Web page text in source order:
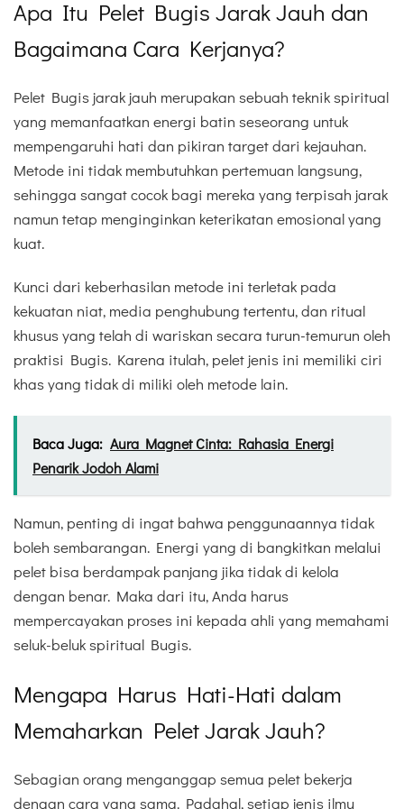
Apa Itu Pelet Bugis Jarak Jauh dan
Bagaimana Cara Kerjanya?
Pelet Bugis jarak jauh merupakan sebuah teknik spiritual
yang memanfaatkan energi batin seseorang untuk
mempengaruhi hati dan pikiran target dari kejauhan.
Metode ini tidak membutuhkan pertemuan langsung,
sehingga sangat cocok bagi mereka yang terpisah jarak
namun tetap menginginkan keterikatan emosional yang
kuat.
Kunci dari keberhasilan metode ini terletak pada
kekuatan niat, media penghubung tertentu, dan ritual
khusus yang telah di wariskan secara turun-temurun oleh
praktisi Bugis. Karena itulah, pelet jenis ini memiliki ciri
khas yang tidak di miliki oleh metode lain.
Baca Juga: Aura Magnet Cinta: Rahasia Energi
Penarik Jodoh Alami
Namun, penting di ingat bahwa penggunaannya tidak
boleh sembarangan. Energi yang di bangkitkan melalui
pelet bisa berdampak panjang jika tidak di kelola
dengan benar. Maka dari itu, Anda harus
mempercayakan proses ini kepada ahli yang memahami
seluk-beluk spiritual Bugis.
Mengapa Harus Hati-Hati dalam
Memaharkan Pelet Jarak Jauh?
Sebagian orang menganggap semua pelet bekerja
dengan cara yang sama. Padahal, setiap jenis ilmu